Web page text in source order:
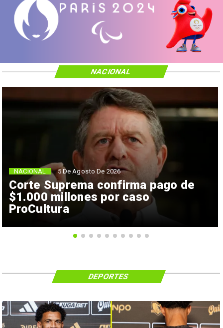
Corte Suprema confirma pago de
$1.000 millones por caso
ProCultura
NACIONAL 5 De Agosto De 2026
NACIONAL
DEPORTES